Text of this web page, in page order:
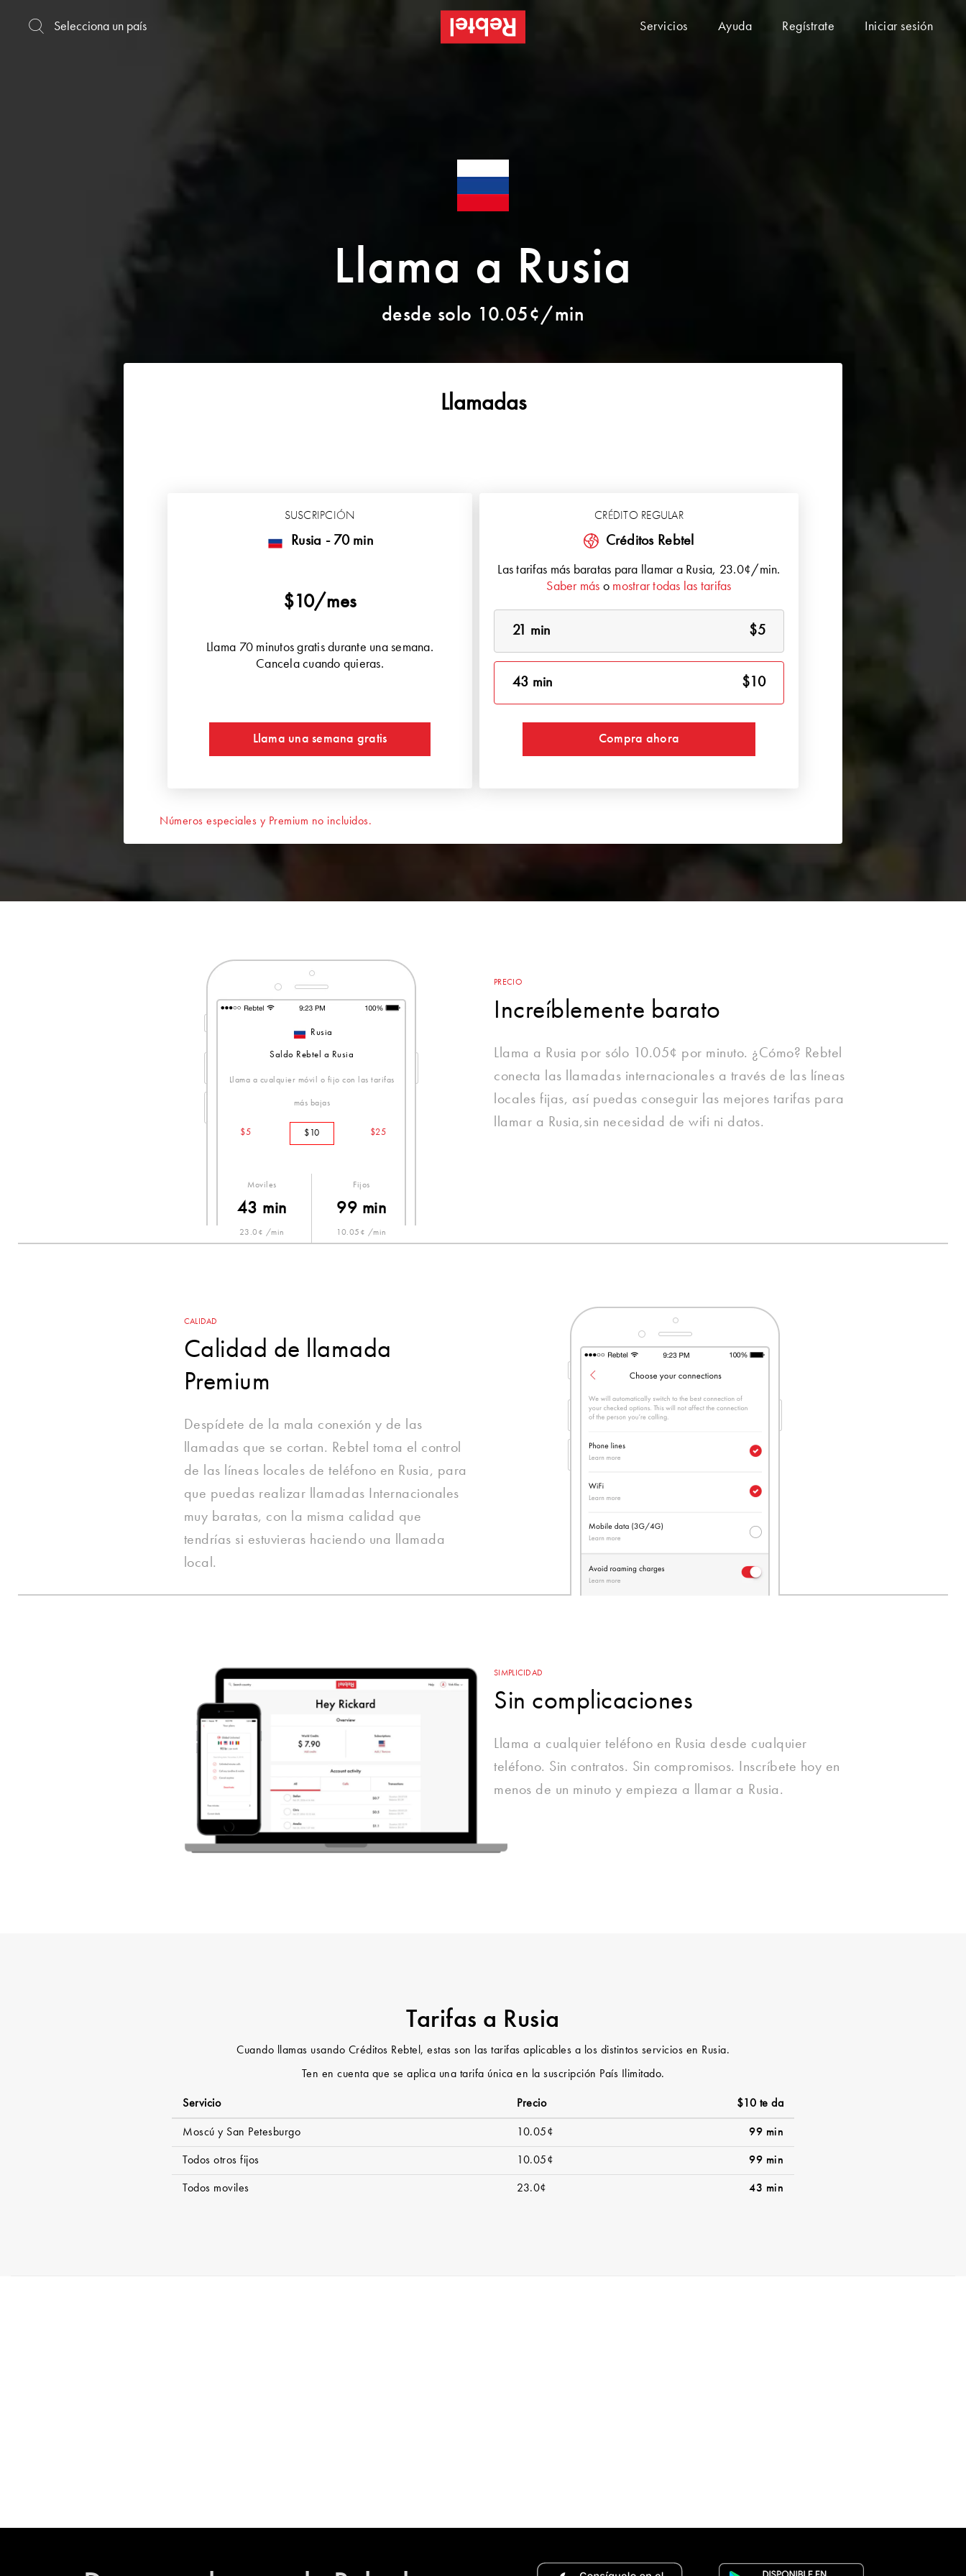
Servicios Ayuda Regístrate Iniciar sesión
Llama a Rusia
desde solo 10.05¢/min
Llamadas
SUSCRIPCIÓN
Rusia - 70 min
$10/mes
Llama 70 minutos gratis durante una semana.
Cancela cuando quieras.
Llama una semana gratis
CRÉDITO REGULAR
Créditos Rebtel
Las tarifas más baratas para llamar a Rusia, 23.0¢/min.
Saber más o mostrar todas las tarifas
21 min $5
43 min $10
Compra ahora
Números especiales y Premium no incluidos.
PRECIO
Increíblemente barato
Llama a Rusia por sólo 10.05¢ por minuto. ¿Cómo? Rebtel
conecta las llamadas internacionales a través de las líneas
locales fijas, así puedas conseguir las mejores tarifas para
llamar a Rusia,sin necesidad de wifi ni datos.
Rusia
Saldo Rebtel a Rusia
Llama a cualquier móvil o fijo con las tarifas
más bajas
$5 $10 $25
Moviles
43 min
23.0¢ /min
Fijos
99 min
10.05¢ /min
CALIDAD
Calidad de llamada
Premium
Despídete de la mala conexión y de las
llamadas que se cortan. Rebtel toma el control
de las líneas locales de teléfono en Rusia, para
que puedas realizar llamadas Internacionales
muy baratas, con la misma calidad que
tendrías si estuvieras haciendo una llamada
local.
SIMPLICIDAD
Sin complicaciones
Llama a cualquier teléfono en Rusia desde cualquier
teléfono. Sin contratos. Sin compromisos. Inscríbete hoy en
menos de un minuto y empieza a llamar a Rusia.
Tarifas a Rusia
Cuando llamas usando Créditos Rebtel, estas son las tarifas aplicables a los distintos servicios en Rusia.
Ten en cuenta que se aplica una tarifa única en la suscripción País Ilimitado.
Servicio Precio $10 te da
Moscú y San Petesburgo 10.05¢ 99 min
Todos otros fijos 10.05¢ 99 min
Todos moviles 23.0¢ 43 min